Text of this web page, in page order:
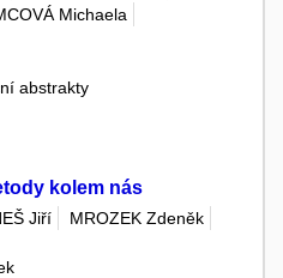
Michaela
abstrakty
kolem nás
Jiří
MROZEK Zdeněk